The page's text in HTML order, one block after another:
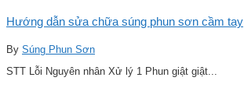
Hướng dẫn sửa chữa súng phun sơn cầm tay
By Súng Phun Sơn
STT Lỗi Nguyên nhân Xử lý 1 Phun giật giật...